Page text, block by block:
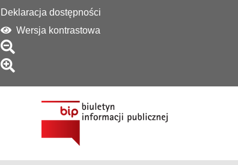
Deklaracja dostępności
Wersja kontrastowa